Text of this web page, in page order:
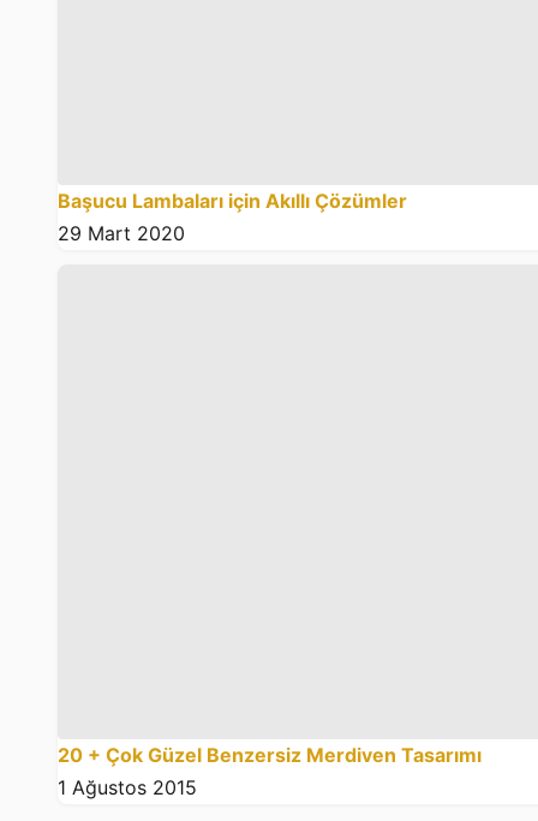
Başucu Lambaları için Akıllı Çözümler
29 Mart 2020
20 + Çok Güzel Benzersiz Merdiven Tasarımı
1 Ağustos 2015